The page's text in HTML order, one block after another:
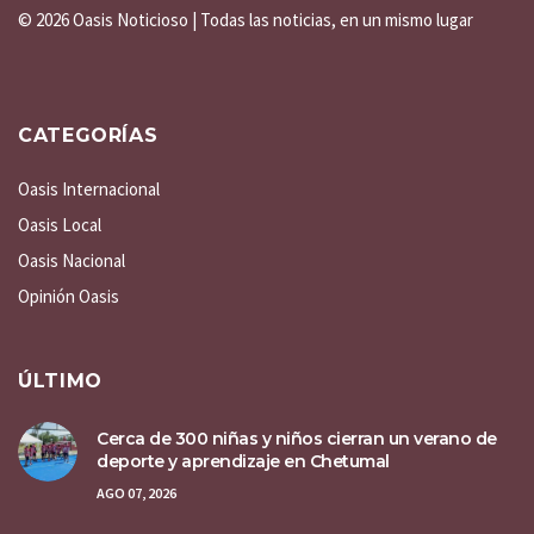
© 2026 Oasis Noticioso | Todas las noticias, en un mismo lugar
CATEGORÍAS
Oasis Internacional
Oasis Local
Oasis Nacional
Opinión Oasis
ÚLTIMO
Cerca de 300 niñas y niños cierran un verano de
deporte y aprendizaje en Chetumal
AGO 07, 2026